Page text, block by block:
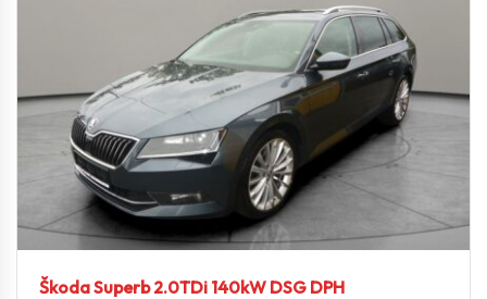
Škoda Superb 2.0TDi 140kW DSG DPH